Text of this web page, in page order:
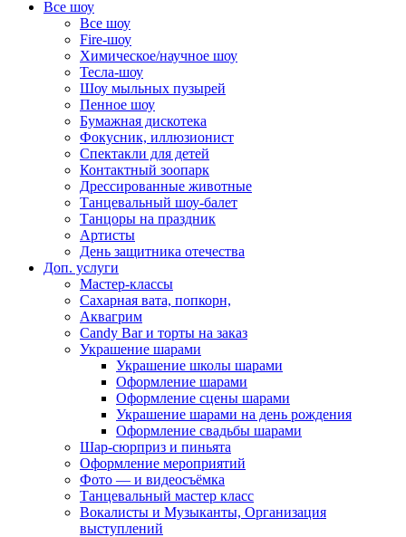
Все шоу
Все шоу
Fire-шоу
Химическое/научное шоу
Тесла-шоу
Шоу мыльных пузырей
Пенное шоу
Бумажная дискотека
Фокусник, иллюзионист
Спектакли для детей
Контактный зоопарк
Дрессированные животные
Танцевальный шоу-балет
Танцоры на праздник
Артисты
День защитника отечества
Доп. услуги
Мастер-классы
Сахарная вата, попкорн,
Аквагрим
Candy Bar и торты на заказ
Украшение шарами
Украшение школы шарами
Оформление шарами
Оформление сцены шарами
Украшение шарами на день рождения
Оформление свадьбы шарами
Шар-сюрприз и пиньята
Оформление мероприятий
Фото — и видеосъёмка
Танцевальный мастер класс
Вокалисты и Музыканты, Организация
выступлений